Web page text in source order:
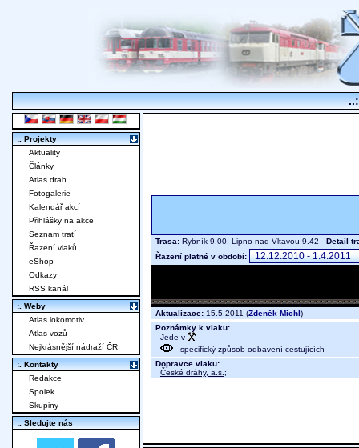
Trasa: Rybník 9.00, Lipno nad Vltavou 9.42 Detail
Řazení platné v období:
Aktualizace: 15.5.2011 (Zdeněk Michl)
Poznámky k vlaku:
Jede v
- specifický způsob odbavení cestujících
Dopravce vlaku:
České dráhy, a.s. ;
:. Projekty
Aktuality
Články
Atlas drah
Fotogalerie
Kalendář akcí
Přihlášky na akce
Seznam tratí
Řazení vlaků
eShop
Odkazy
RSS kanál
:. Weby
Atlas lokomotiv
Atlas vozů
Nejkrásnější nádraží ČR
:. Kontakty
Redakce
Spolek
Skupiny
:. Sledujte nás